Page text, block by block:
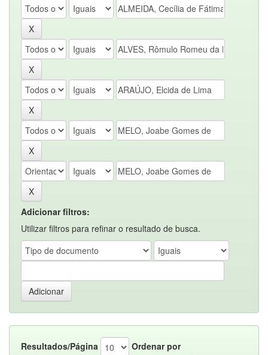
Adicionar filtros:
Utilizar filtros para refinar o resultado de busca.
Resultados/Página
Ordenar por